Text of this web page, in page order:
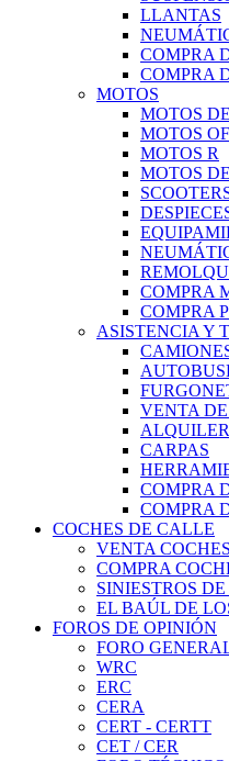
LLANTAS
COMPRA
COMPRA
MOTOS
MOTOS
MOTOS
MOTOS R
MOTOS
COMPRA
COMPRA
ASISTENCIA Y
VENTA
CARPAS
COMPRA
COMPRA
COCHES DE CALLE
VENTA
COMPRA
SINIESTROS
EL BAÚL DE
FOROS DE OPINIÓN
FORO
WRC
ERC
CERA
CERT - CERTT
CET / CER